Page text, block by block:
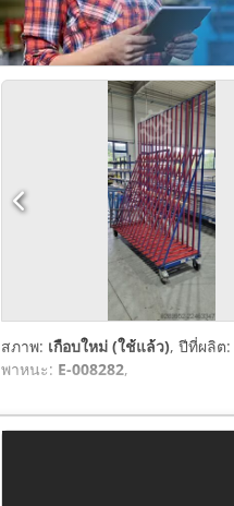
สภาพ: เกือบใหม่ (ใช้แล้ว), ปีที่ผลิต:
พาหนะ: E-008282,